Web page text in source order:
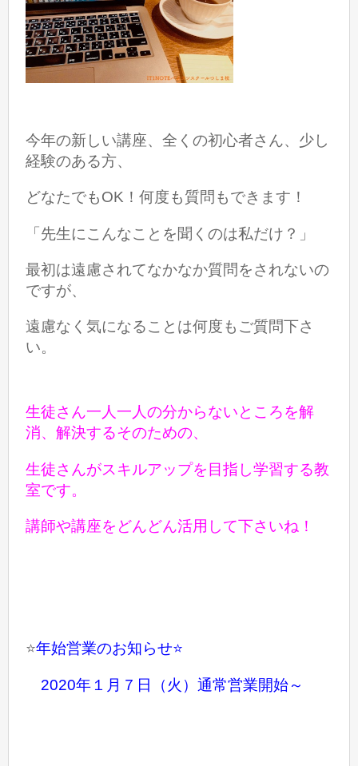
今年の新しい講座、全くの初心者さん、少し
経験のある方、
どなたでもOK！何度も質問もできます！
「先生にこんなことを聞くのは私だけ？」
最初は遠慮されてなかなか質問をされないの
ですが、
遠慮なく気になることは何度もご質問下さ
い。
生徒さん一人一人の分からないところを解
消、解決するそのための、
生徒さんがスキルアップを目指し学習する教
室です。
講師や講座をどんどん活用して下さいね！
⭐️年始営業のお知らせ⭐️
2020年１月７日（火）通常営業開始～